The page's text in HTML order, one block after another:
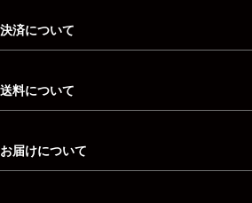
決済について
送料について
お届けについて